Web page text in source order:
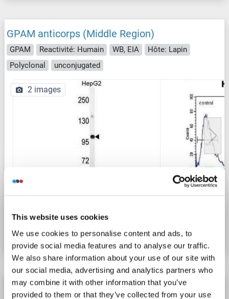
This website uses cookies
We use cookies to personalise content and ads, to
provide social media features and to analyse our traffic.
We also share information about your use of our site with
our social media, advertising and analytics partners who
may combine it with other information that you’ve
provided to them or that they’ve collected from your use
GPAM anticorps (Middle Region)
GPAM Reactivité: Humain WB, EIA
Hôte: Lapin
Polyclonal
unconjugated
2 images
N° du produit ABIN952583
Fiche technique Détails
GPAM anticorps (C-Term)